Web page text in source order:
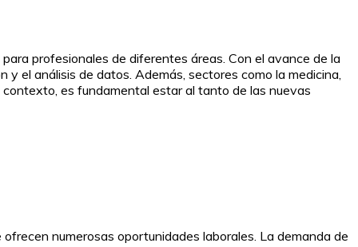
profesionales de diferentes áreas. Con el avance de la
el análisis de datos. Además, sectores como la medicina,
es fundamental estar al tanto de las nuevas
numerosas oportunidades laborales. La demanda de